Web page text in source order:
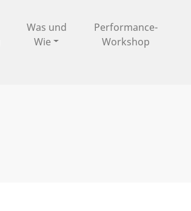
Was und
Wie
Performance-
Workshop